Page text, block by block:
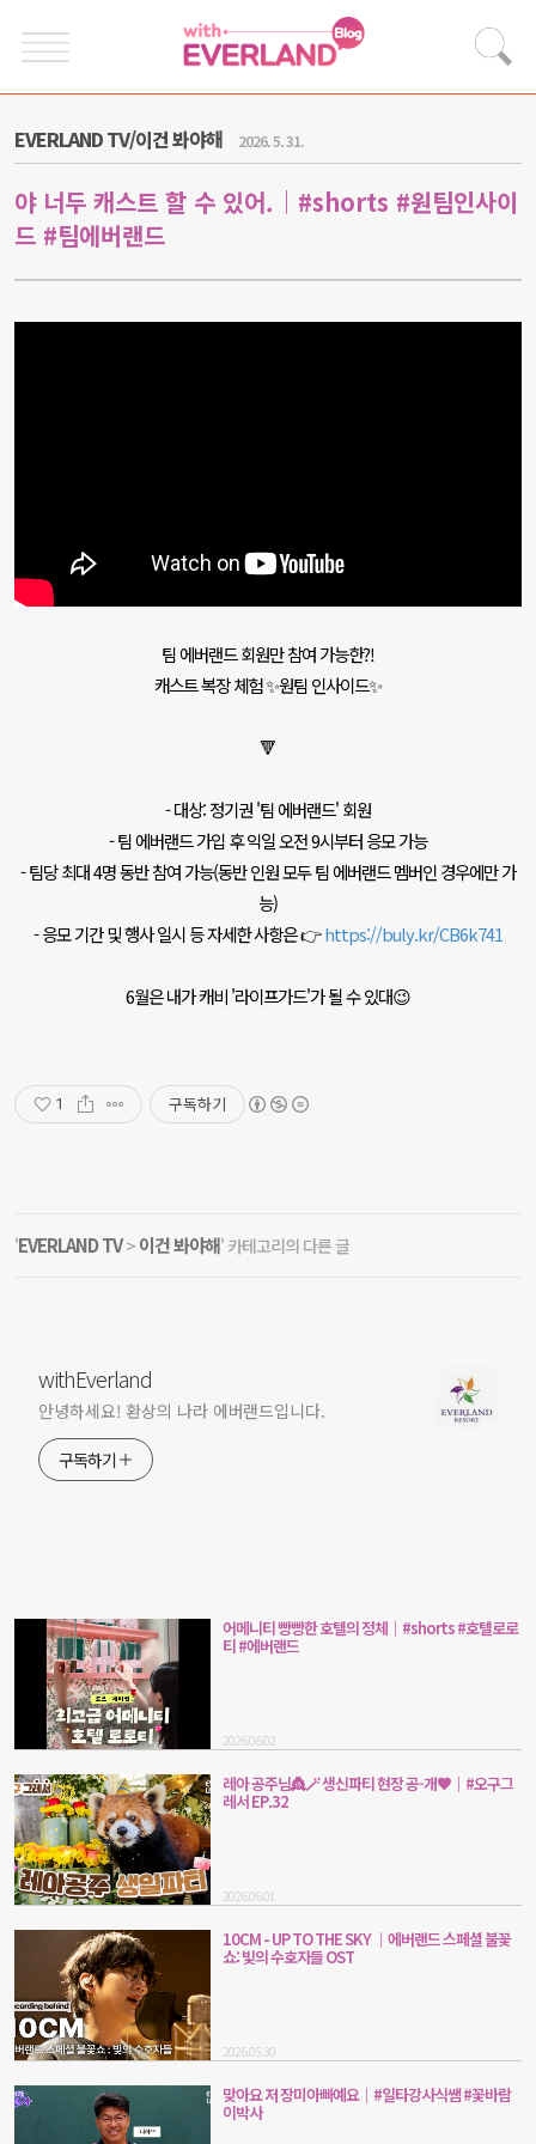
EVERLAND TV/이건 봐야해 2026. 5. 31.
야 너두 캐스트 할 수 있어.｜#shorts #원팀인사이
드 #팀에버랜드
팀 에버랜드 회원만 참여 가능한?!
캐스트 복장 체험 ✨원팀 인사이드✨
🔻
- 대상: 정기권 '팀 에버랜드' 회원
- 팀 에버랜드 가입 후 익일 오전 9시부터 응모 가능
- 팀당 최대 4명 동반 참여 가능(동반 인원 모두 팀 에버랜드 멤버인 경우에만 가
능)
- 응모 기간 및 행사 일시 등 자세한 사항은 👉https://buly.kr/CB6k741
6월은 내가 캐비 '라이프가드'가 될 수 있대😉
1 구독하기
'EVERLAND TV> 이건 봐야해' 카테고리의 다른 글
withEverland
안녕하세요! 환상의 나라 에버랜드입니다.
구독하기
어메니티 빵빵한 호텔의 정체｜#shorts #호텔로로
티 #에버랜드
2026.06.02
레아 공주님👸🪄 생신파티 현장 공-개🧡｜#오구그
레서 EP.32
2026.06.01
10CM - UP TO THE SKY ｜에버랜드 스페셜 불꽃
쇼: 빛의 수호자들 OST
2026.05.30
맞아요 저 장미아빠예요｜#일타강사식쌤 #꽃바람
이박사